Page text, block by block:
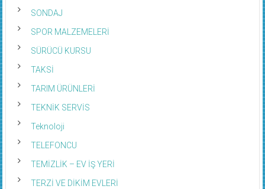
SONDAJ
SPOR MALZEMELERİ
SÜRÜCÜ KURSU
TAKSİ
TARIM ÜRÜNLERİ
TEKNİK SERVİS
Teknoloji
TELEFONCU
TEMİZLİK – EV İŞ YERİ
TERZİ VE DİKİM EVLERİ